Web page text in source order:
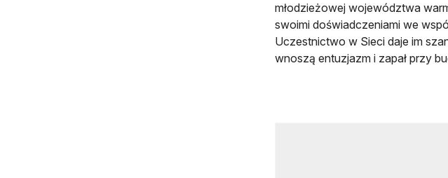
młodzieżowej województwa
swoimi doświadczeniami we
Uczestnictwo w Sieci daje im
wnoszą entuzjazm i zapał przy